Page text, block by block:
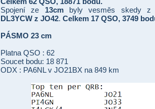
Spojení ze 13cm byly vesměs skedy z
DL3YCW z JO42. Celkem 17 QSO, 3749
PÁSMO 23 cm
Platna QSO : 62
Soucet bodu: 18 871
ODX : PA6NL v JO21BX na 849 km